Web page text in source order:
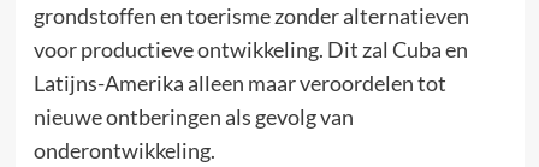
grondstoffen en toerisme zonder alternatieven
voor productieve ontwikkeling. Dit zal Cuba en
Latijns-Amerika alleen maar veroordelen tot
nieuwe ontberingen als gevolg van
onderontwikkeling.